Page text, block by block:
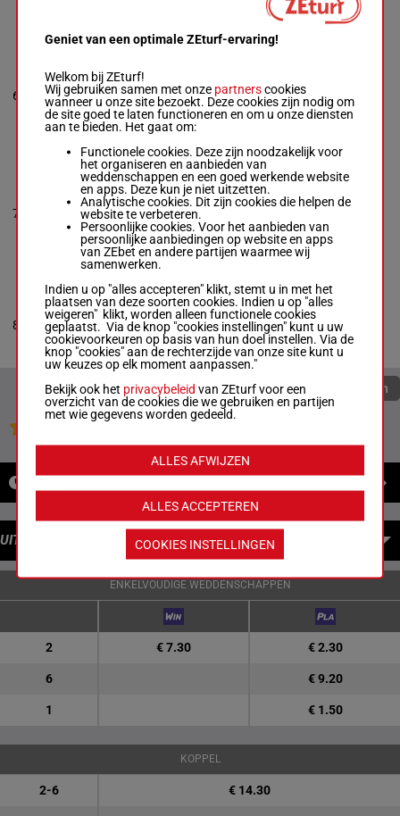
6
POET'S MUSE
Gethings C. -I
Chanin
M/5 -69.5 kg
10h 4h 6h
M/569.5
kg
10h 4h 6h
7
Mclernon R.-N P
Mulholland
66 kg
5h (25) 9h 5h 4h
1h Ah 5h 6h Th 9h
10h (24) 9p
M/766 kg
5h (25) 9h 5h
4h 1h Ah 5h 6h
Th 9h 10h (24)
9p
8
BEE'S KISS
Best J.-J D Frost
M/6 -64.5 kg
9h 11h (25) Ah 7h
M/664.5
kg
9h 11h (25) Ah
7h
Quoteringen verversen
UITBETALINGEN
ENKELVOUDIGE WEDDENSCHAPPEN
2 € 7.30 € 2.30
6 € 9.20
1 € 1.50
KOPPEL
2-6 € 14.30
Geniet van een optimale ZEturf-ervaring!
Welkom bij ZEturf!
Wij gebruiken samen met onze partnerscookies
wanneer u onze site bezoekt. Deze cookies zijn nodig om
de site goed te laten functioneren en om u onze diensten
aan te bieden. Het gaat om:
Functionele cookies. Deze zijn noodzakelijk voor
het organiseren en aanbieden van
weddenschappen en een goed werkende website
en apps. Deze kun je niet uitzetten.
Analytische cookies. Dit zijn cookies die helpen de
website te verbeteren.
Persoonlijke cookies. Voor het aanbieden van
persoonlijke aanbiedingen op website en apps
van ZEbet en andere partijen waarmee wij
samenwerken.
Indien u op "alles accepteren" klikt, stemt u in met het
plaatsen van deze soorten cookies. Indien u op "alles
weigeren" klikt, worden alleen functionele cookies
geplaatst. Via de knop "cookies instellingen" kunt u uw
cookievoorkeuren op basis van hun doel instellen. Via de
knop "cookies" aan de rechterzijde van onze site kunt u
uw keuzes op elk moment aanpassen."
Bekijk ook het privacybeleid van ZEturf voor een
overzicht van de cookies die we gebruiken en partijen
met wie gegevens worden gedeeld.
ALLES ACCEPTEREN
ALLES AFWIJZEN
COOKIES INSTELLINGEN